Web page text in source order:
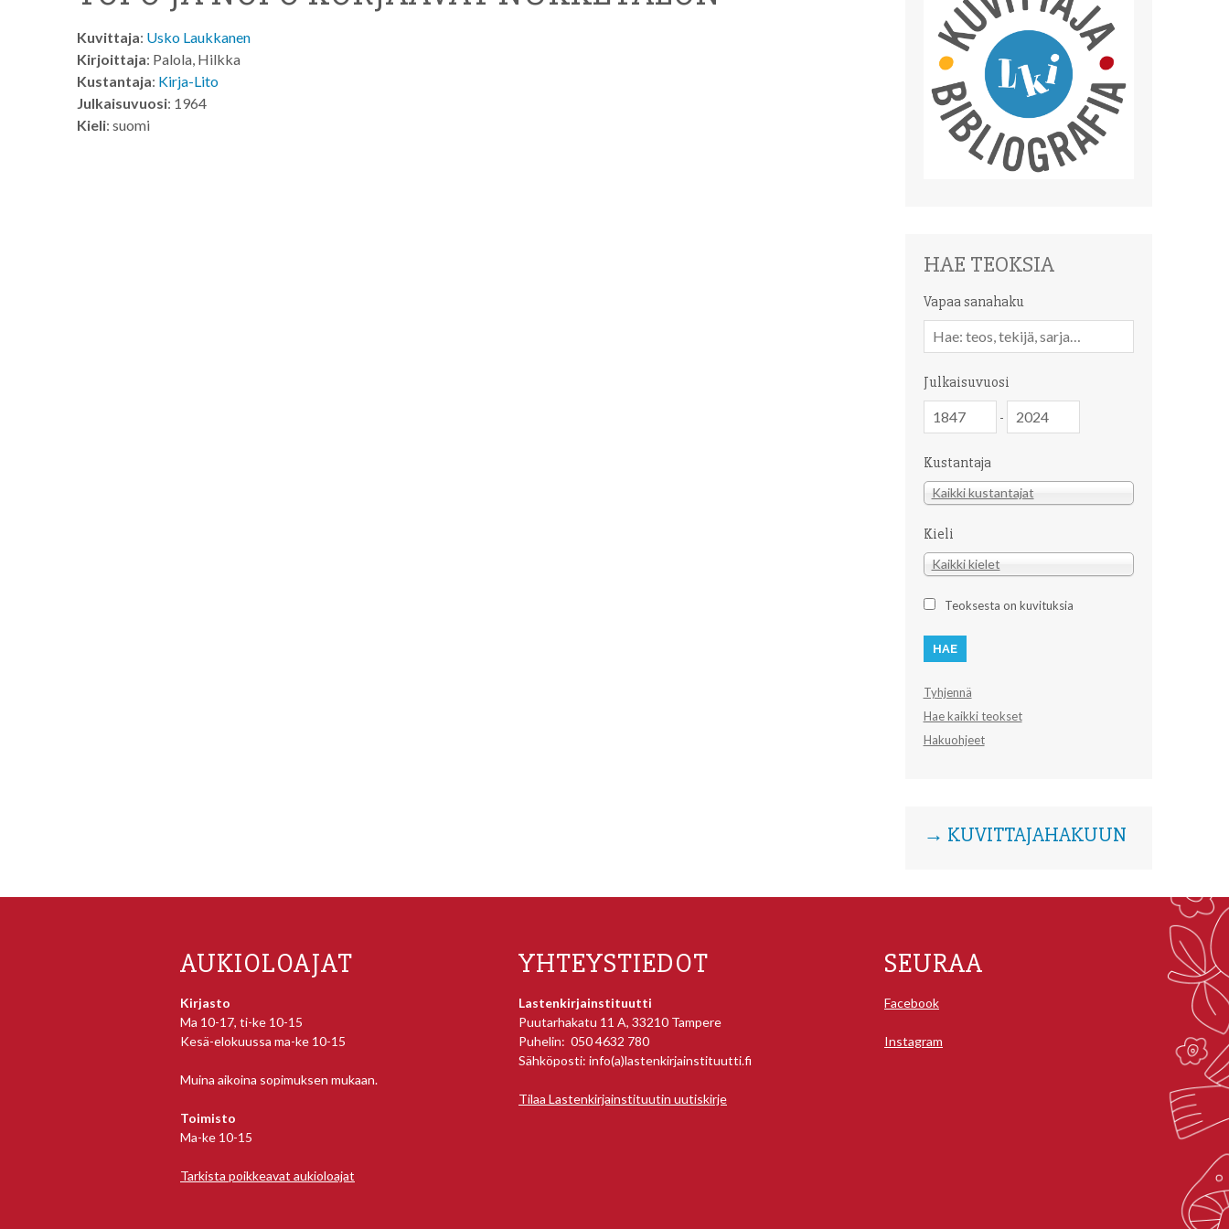
Kuvittaja: Usko Laukkanen
Kirjoittaja: Palola, Hilkka
Kustantaja: Kirja-Lito
Julkaisuvuosi: 1964
Kieli: suomi
HAE TEOKSIA
Vapaa sanahaku
sanahaku
Julkaisuvuosi
-
Kustantaja
Kustantaja
Kaikki kustantajat
Kieli
Kieli
Kaikki kielet
Teoksesta on kuvituksia
Tyhjennä
Hae kaikki teokset
Hakuohjeet
→ KUVITTAJAHAKUUN
AUKIOLOAJAT
Kirjasto
Ma 10-17, ti-ke 10-15
Kesä-elokuussa ma-ke 10-15
Muina aikoina sopimuksen mukaan.
Toimisto
Ma-ke 10-15
Tarkista poikkeavat aukioloajat
YHTEYSTIEDOT
Lastenkirjainstituutti
Puutarhakatu 11 A, 33210 Tampere
Puhelin: 050 4632 780
Sähköposti: info(a)lastenkirjainstituutti.fi
Tilaa Lastenkirjainstituutin uutiskirje
SEURAA
Facebook
Instagram